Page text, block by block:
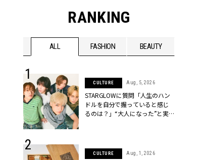
RANKING
ALL FASHION BEAUTY
ィ]
CULTURE Aug, 5, 2026
STARGLOWに質問「人生のハン
ドルを自分で握っていると感じ
るのは？」“大️人になった”と実
CULTURE Aug, 1, 2026